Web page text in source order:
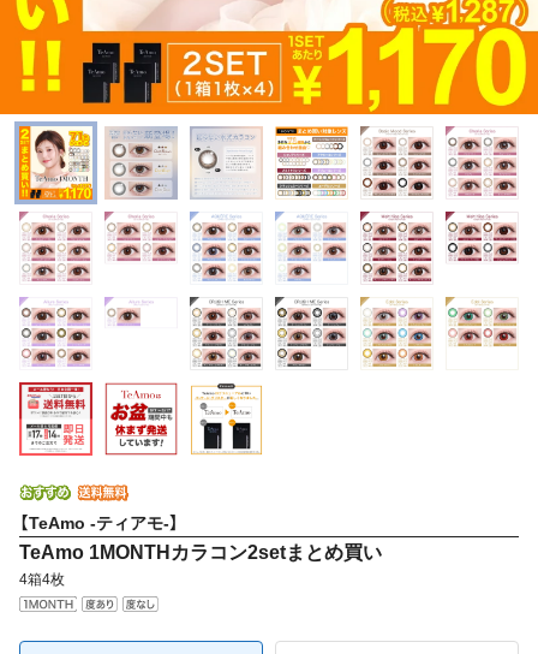
【TeAmo -ティアモ-】
TeAmo 1MONTHカラコン2setまとめ買い
4箱4枚